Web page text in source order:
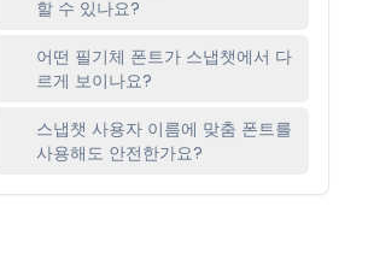
할 수 있나요?
어떤 필기체 폰트가 스냅챗에서 다
르게 보이나요?
스냅챗 사용자 이름에 맞춤 폰트를
사용해도 안전한가요?